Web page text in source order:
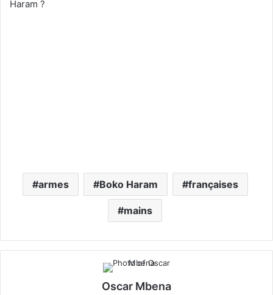
Haram ?
armes Boko Haram françaises
mains
Oscar Mbena